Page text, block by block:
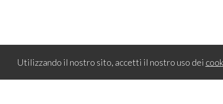
Utilizzando il nostro sito, accetti il nostro uso dei